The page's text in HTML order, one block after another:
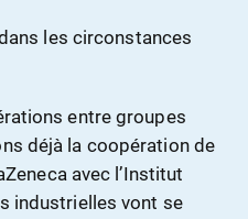
les circonstances
entre groupes
déjà la coopération de
avec l’Institut
industrielles vont se